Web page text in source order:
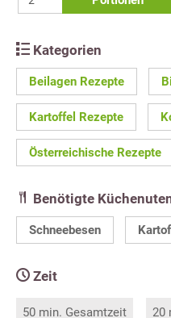
Kategorien
Beilagen Rezepte
Kartoffel Rezepte
Österreichische Rezepte
Benötigte
Schneebesen
Zeit
50 min. Gesamtzeit 20